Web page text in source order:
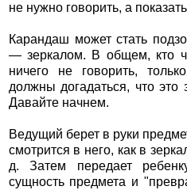
не нужно говорить, а
Карандаш может стать
— зеркалом. В общем, кто
ничего не говорить,
должны догадаться, что это
Давайте начнем.
Ведущий берет в руки
смотрится в него, как в
д. Затем передает
сущность предмета и